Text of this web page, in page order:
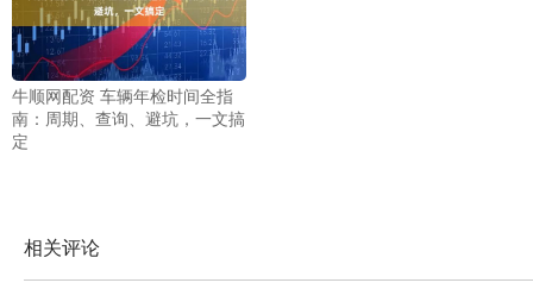
牛顺网配资 车辆年检时间全指
南：周期、查询、避坑，一文搞
定
相关评论